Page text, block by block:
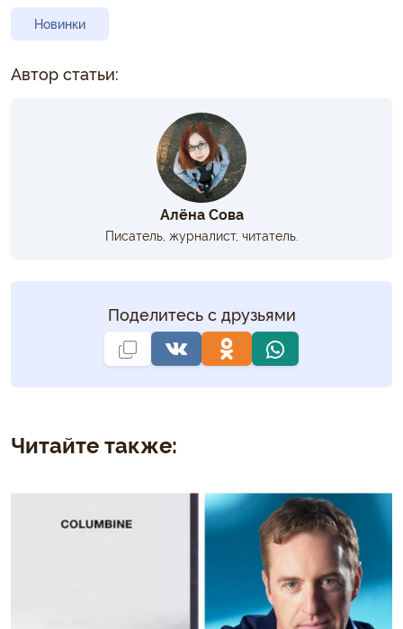
Новинки
Автор статьи:
Алёна Сова
Писатель, журналист, читатель.
Поделитесь с друзьями
Читайте также: